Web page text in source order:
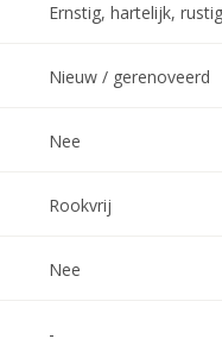
Ernstig, hartelijk, rustig
Nieuw / gerenoveerd
Nee
Rookvrij
Nee
-